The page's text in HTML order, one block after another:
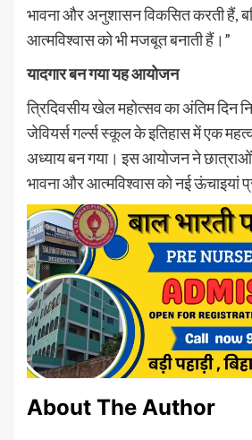
भावना और अनुशासन विकसित करती हैं,
आत्मविश्वास को भी मजबूत बनाती हैं।”
यादगार बन गया यह आयोजन
त्रिदिवसीय खेल महोत्सव का अंतिम दिन
जेवियर्स गर्ल्स स्कूल के इतिहास में एक
अध्याय बन गया। इस आयोजन ने
भावना और आत्मविश्वास को नई ऊंचाइयां
About The Author